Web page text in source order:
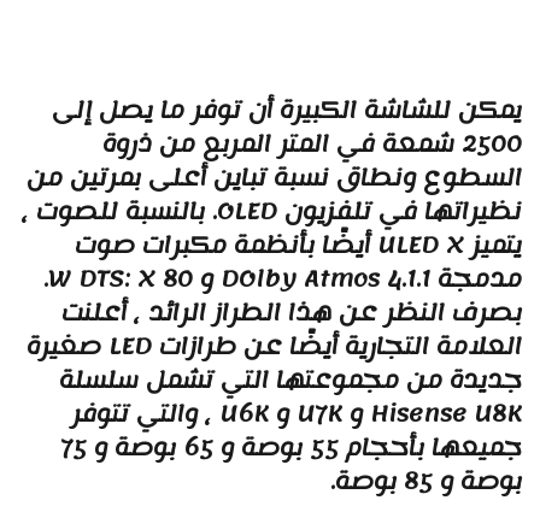
للشاشة الكبيرة أن توفر ما يصل إلى
2500 شمعة في المتر المربع من ذروة
ونطاق نسبة تباين أعلى بمرتين من
نظيراتها في تلفزيون OLED. بالنسبة للصوت ،
يتميز ULED X أيضًا بأنظمة مكبرات صوت
مدمجة 4.1.1 DOlby Atmos و 80 W DTS: X.
النظر عن هذا الطراز الرائد ، أعلنت
العلامة التجارية أيضًا عن طرازات LED صغيرة
من مجموعتها التي تشمل سلسلة
Hisense U8K و U7K و U6K ، والتي تتوفر
جميعها بأحجام 55 بوصة و 65 بوصة و 75
و 85 بوصة.